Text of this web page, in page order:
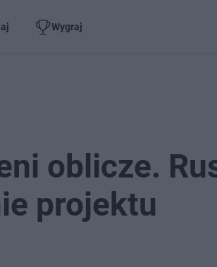
Wygraj
oblicze.
projektu